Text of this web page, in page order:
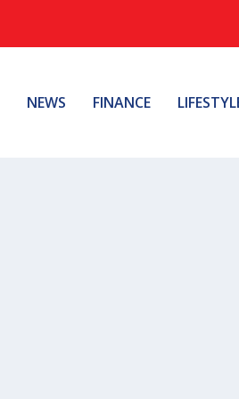
NEWS FINANCE